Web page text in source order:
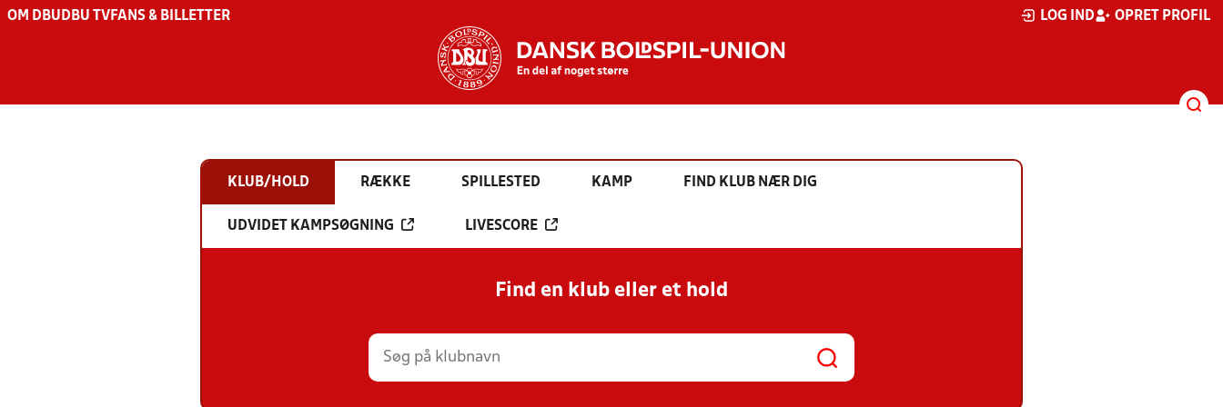
OM DBU DBU TV FANS & BILLETTER LOG IND OPRET PROFIL
KLUB/HOLD RÆKKE SPILLESTED KAMP FIND KLUB NÆR DIG
UDVIDET KAMPSØGNING LIVESCORE
Find en klub eller et hold